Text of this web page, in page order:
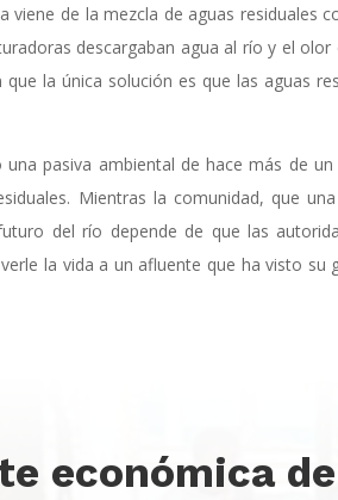
de la mezcla de aguas residuales
descargaban agua al río y el
la única solución es que las aguas
pasiva ambiental de hace más de
Mientras la comunidad, que
del río depende de que las
la vida a un afluente que ha visto su
económica